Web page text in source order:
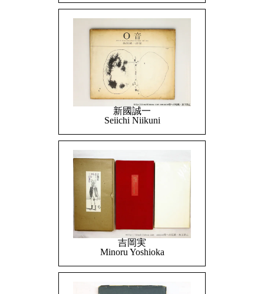
新國誠一
Seiichi Niikuni
吉岡実
Minoru Yoshioka